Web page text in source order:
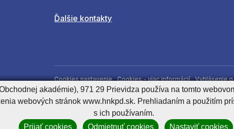
Ďalšie kontakty
Cookies nastavenie Cookies - viac informácií
Vyhlásenie
Správca obsahu
akadémie), 971 29 Prievidza používa na tomto
webových stránok www.hnkpd.sk. Prehliadaním a použitím
s ich používaním.
Prijať cookies
Odmietnuť cookies Nastaviť cookies